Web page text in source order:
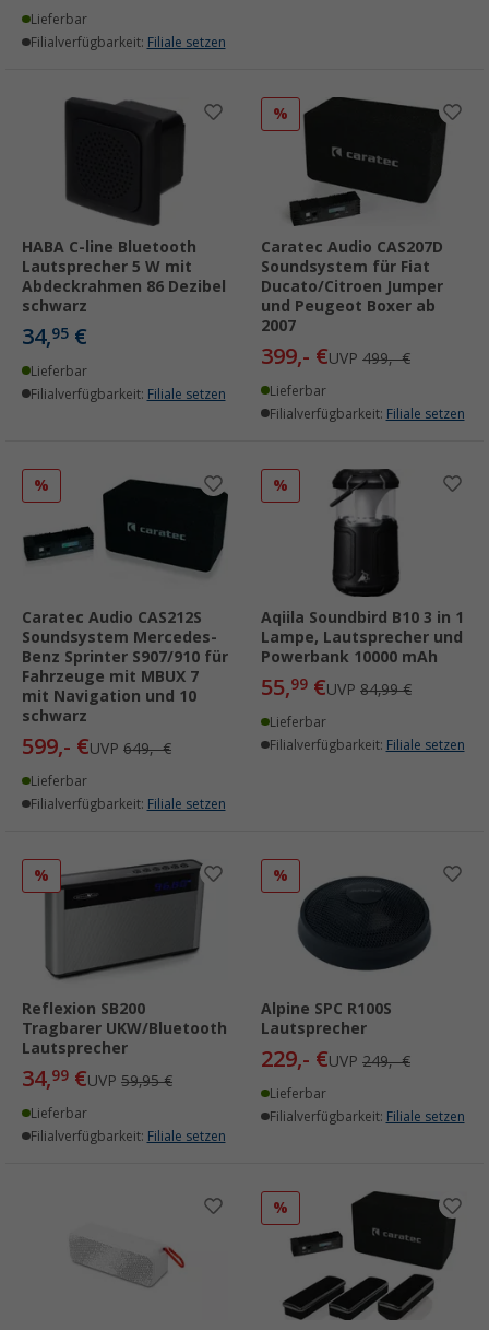
Lieferbar
Filialverfügbarkeit: Filiale setzen
HABA C-line Bluetooth
Lautsprecher 5 W mit
Abdeckrahmen 86 Dezibel
schwarz
34,95 €
Lieferbar
Filialverfügbarkeit: Filiale setzen
%
Caratec Audio CAS207D
Soundsystem für Fiat
Ducato/Citroen Jumper
und Peugeot Boxer ab
2007
399,- €UVP 499,- €
Lieferbar
Filialverfügbarkeit: Filiale setzen
%
Caratec Audio CAS212S
Soundsystem Mercedes-
Benz Sprinter S907/910 für
Fahrzeuge mit MBUX 7
mit Navigation und 10
schwarz
599,- €UVP 649,- €
Lieferbar
Filialverfügbarkeit: Filiale setzen
%
Aqiila Soundbird B10 3 in 1
Lampe, Lautsprecher und
Powerbank 10000 mAh
55,99 €UVP 84,99 €
Lieferbar
Filialverfügbarkeit: Filiale setzen
%
Reflexion SB200
Tragbarer UKW/Bluetooth
Lautsprecher
34,99 €UVP 59,95 €
Lieferbar
Filialverfügbarkeit: Filiale setzen
%
Alpine SPC R100S
Lautsprecher
229,- €UVP 249,- €
Lieferbar
Filialverfügbarkeit: Filiale setzen
%